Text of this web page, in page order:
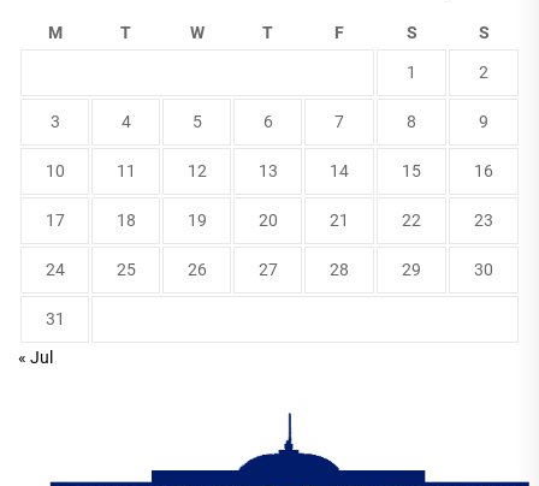
M T W T F S S
1 2
3 4 5 6 7 8 9
10 11 12 13 14 15 16
17 18 19 20 21 22 23
24 25 26 27 28 29 30
31
« Jul